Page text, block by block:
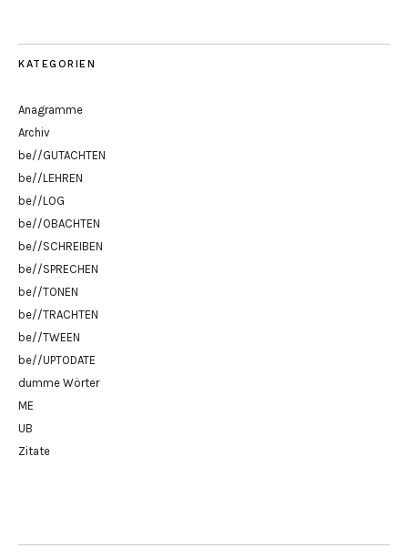
KATEGORIEN
Anagramme
Archiv
be//GUTACHTEN
be//LEHREN
be//LOG
be//OBACHTEN
be//SCHREIBEN
be//SPRECHEN
be//TONEN
be//TRACHTEN
be//TWEEN
be//UPTODATE
dumme Wörter
ME
UB
Zitate